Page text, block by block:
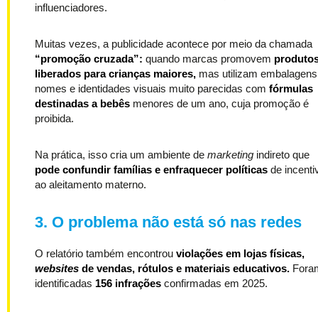
influenciadores.
Muitas vezes, a publicidade acontece por meio da chamada
“promoção cruzada”: quando marcas promovem
liberados para crianças maiores, mas utilizam
nomes e identidades visuais muito parecidas com fórmulas
destinadas a bebês menores de um ano, cuja promoção é
proibida.
Na prática, isso cria um ambiente de marketing indireto que
pode confundir famílias e enfraquecer políticas de
ao aleitamento materno.
3. O problema não está só nas redes
O relatório também encontrou violações em lojas físicas,
websites de vendas, rótulos e materiais educativos.
identificadas 156 infrações confirmadas em 2025.